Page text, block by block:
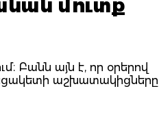
մուտք
Բանն այն է, որ օրերով
աշխատակիցները